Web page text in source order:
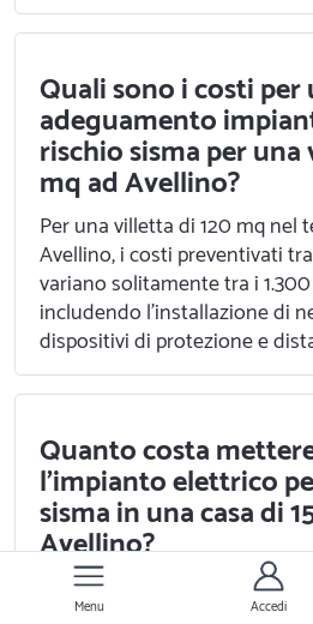
Quali sono i costi per
adeguamento
rischio sisma per
mq ad Avellino?
Per una villetta di 120 mq nel
Avellino, i costi preventivati
variano solitamente tra i
includendo l'installazione di
dispositivi di protezione e
Quanto costa
l'impianto elettrico
sisma in una casa di
Avellino?
Il costo per una casa di 150
rientra mediamente in una
Menu Accedi